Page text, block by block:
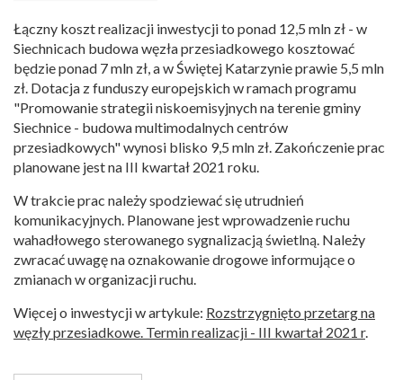
Łączny koszt realizacji inwestycji to ponad 12,5 mln zł - w
Siechnicach budowa węzła przesiadkowego kosztować
będzie ponad 7 mln zł, a w Świętej Katarzynie prawie 5,5 mln
zł. Dotacja z funduszy europejskich w ramach programu
"Promowanie strategii niskoemisyjnych na terenie gminy
Siechnice - budowa multimodalnych centrów
przesiadkowych" wynosi blisko 9,5 mln zł. Zakończenie prac
planowane jest na III kwartał 2021 roku.
W trakcie prac należy spodziewać się utrudnień
komunikacyjnych. Planowane jest wprowadzenie ruchu
wahadłowego sterowanego sygnalizacją świetlną. Należy
zwracać uwagę na oznakowanie drogowe informujące o
zmianach w organizacji ruchu.
Więcej o inwestycji w artykule: Rozstrzygnięto przetarg na
węzły przesiadkowe. Termin realizacji - III kwartał 2021 r.